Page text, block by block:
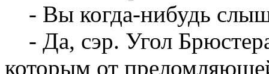
- Вы когда-нибудь
- Да, сэр. Угол
которым от